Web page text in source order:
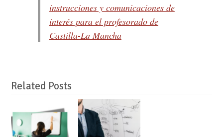
instrucciones y comunicaciones de
interés para el profesorado de
Castilla-La Mancha
Related Posts